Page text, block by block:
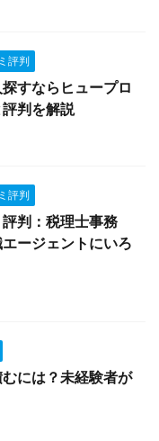
評判
すならヒュープロ
判を解説
評判
判：税理士事務
ージェントにいろ
には？未経験者が